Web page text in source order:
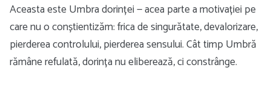
Aceasta este Umbra dorinței — acea parte a motivației pe
care nu o conștientizăm: frica de singurătate, devalorizare,
pierderea controlului, pierderea sensului. Cât timp Umbră
rămâne refulată, dorința nu eliberează, ci constrânge.